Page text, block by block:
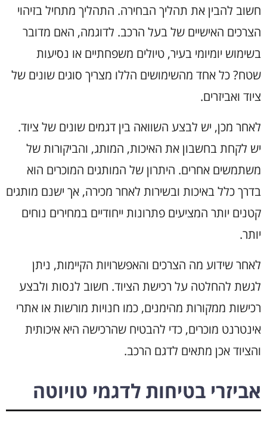
חשוב להבין את תהליך הבחירה. התהליך מתחיל בזיהוי
הצרכים האישיים של בעל הרכב. לדוגמה, האם מדובר
בשימוש יומיומי בעיר, טיולים משפחתיים או נסיעות
שטח? כל אחד מהשימושים הללו מצריך סוגים שונים של
ציוד ואביזרים.
לאחר מכן, יש לבצע השוואה בין דגמים שונים של ציוד.
יש לקחת בחשבון את האיכות, המותג, והביקורות של
משתמשים אחרים. היתרון של המותגים המוכרים הוא
בדרך כלל באיכות ובשירות לאחר מכירה, אך ישנם מותגים
קטנים יותר המציעים פתרונות ייחודיים במחירים נוחים
יותר.
לאחר שידוע מה הצרכים והאפשרויות הקיימות, ניתן
לגשת להחלטה על רכישת הציוד. חשוב לנסות ולבצע
רכישות ממקורות מהימנים, כמו חנויות מורשות או אתרי
אינטרנט מוכרים, כדי להבטיח שהרכישה היא איכותית
והציוד אכן מתאים לדגם הרכב.
אביזרי בטיחות לדגמי טויוטה